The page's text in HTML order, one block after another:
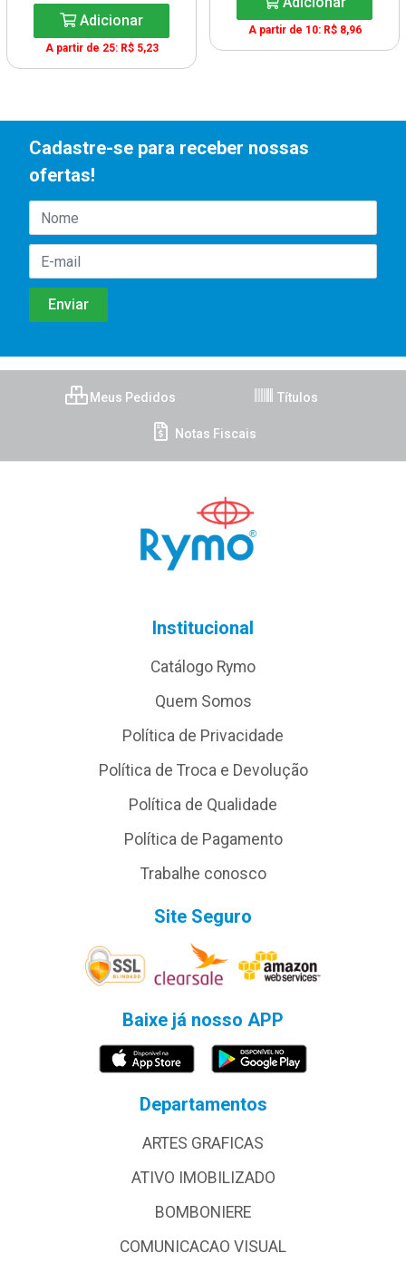
Adicionar
A partir de 25: R$ 5,23
A partir de 10: R$ 8,96
Cadastre-se para receber nossas
ofertas!
Meus Pedidos Títulos
Notas Fiscais
Institucional
Catálogo Rymo
Quem Somos
Política de Privacidade
Política de Troca e Devolução
Política de Qualidade
Política de Pagamento
Trabalhe conosco
Site Seguro
Baixe já nosso APP
Departamentos
ARTES GRAFICAS
ATIVO IMOBILIZADO
BOMBONIERE
COMUNICACAO VISUAL